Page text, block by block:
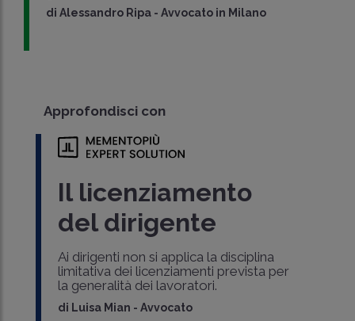
diAlessandro Ripa -Avvocato in Milano
Approfondisci con
Il licenziamento
del dirigente
Ai dirigenti non si applica la disciplina
limitativa dei licenziamenti prevista per
la generalità dei lavoratori.
di Luisa Mian -Avvocato